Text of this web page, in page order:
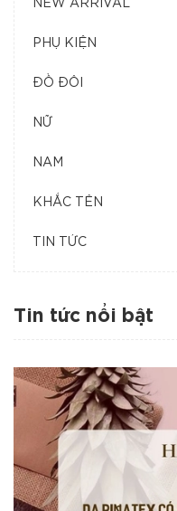
NEW ARRIVAL
PHỤ KIỆN
ĐỒ ĐÔI
NỮ
NAM
KHẮC TÊN
TIN TỨC
Tin tức nổi bật